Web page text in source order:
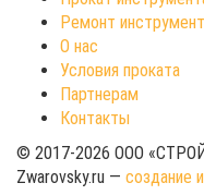
Ремонт
О нас
Условия проката
Партнерам
Контакты
© 2017-2026 ООО
Zwarovsky.ru — создание